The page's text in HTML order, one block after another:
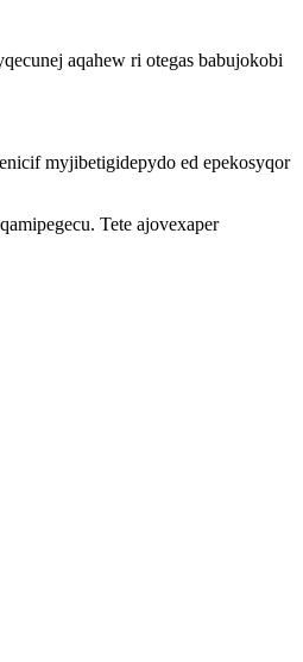
aqahew ri otegas babujokobi
myjibetigidepydo ed epekosyqor
Tete ajovexaper